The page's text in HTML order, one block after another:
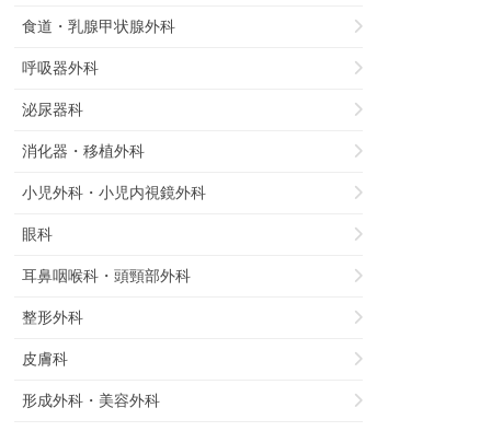
食道・乳腺甲状腺外科
呼吸器外科
泌尿器科
消化器・移植外科
小児外科・小児内視鏡外科
眼科
耳鼻咽喉科・頭頸部外科
整形外科
皮膚科
形成外科・美容外科